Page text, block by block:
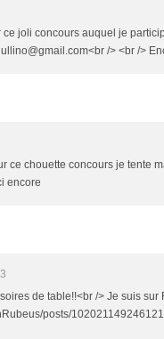
ce joli concours auquel je
/> <br />
ce chouette concours je tente
encore
de table!!<br /> Je suis
posts/